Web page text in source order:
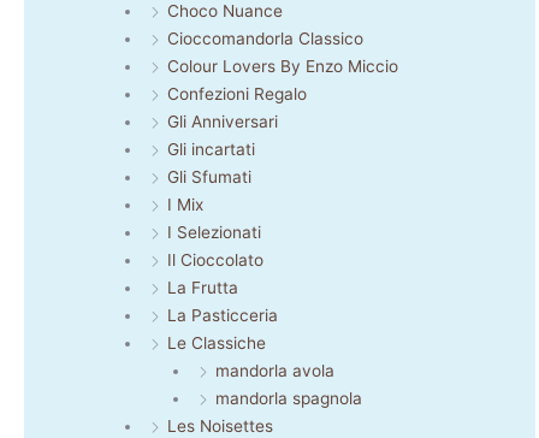
Choco Nuance
Cioccomandorla Classico
Colour Lovers By Enzo Miccio
Confezioni Regalo
Gli Anniversari
Gli incartati
Gli Sfumati
I Mix
I Selezionati
Il Cioccolato
La Frutta
La Pasticceria
Le Classiche
mandorla avola
mandorla spagnola
Les Noisettes